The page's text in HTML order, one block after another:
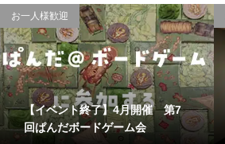
お一人様歓迎
【イベント終了】4月開催 第7
回ぱんだボードゲーム会